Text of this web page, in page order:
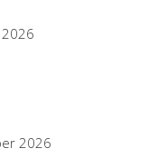
2026